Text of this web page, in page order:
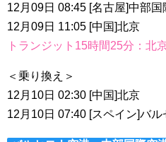
12月09日 08:45 [名古屋]中部国
12月09日 11:05 [中国]北京
トランジット15時間25分：北
＜乗り換え＞
12月10日 02:30 [中国]北京
12月10日 07:40 [スペイン]バル